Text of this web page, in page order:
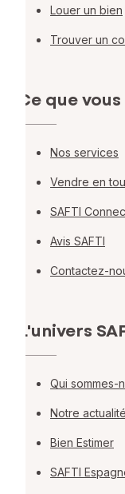
Louer un bien
Trouver un
Ce que
Nos services
Vendre en
SAFTI
Avis SAFTI
Contactez-
L'univers
Qui sommes-
Notre actualité
Bien Estimer
SAFTI